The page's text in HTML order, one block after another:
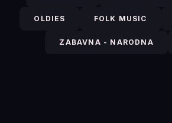
OLDIES FOLK MUSIC
ZABAVNA - NARODNA